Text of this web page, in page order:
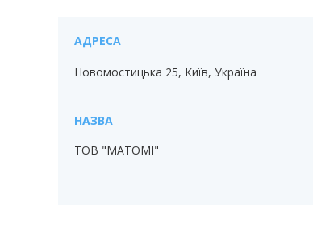
Новомостицька 25, Київ, Україна
ТОВ "МАТОМІ"